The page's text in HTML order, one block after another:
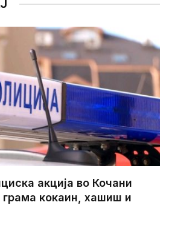
акција во Кочани
грама кокаин, хашиш и